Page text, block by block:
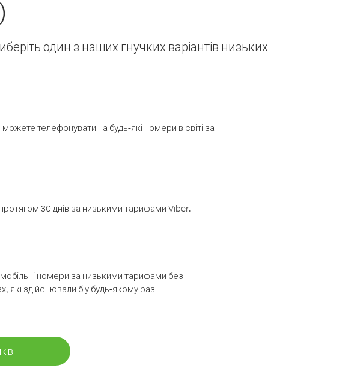
один з наших гнучких варіантів низьких
телефонувати на будь-які номери в світі за
30 днів за низькими тарифами Viber.
номери за низькими тарифами без
здійснювали б у будь-якому разі